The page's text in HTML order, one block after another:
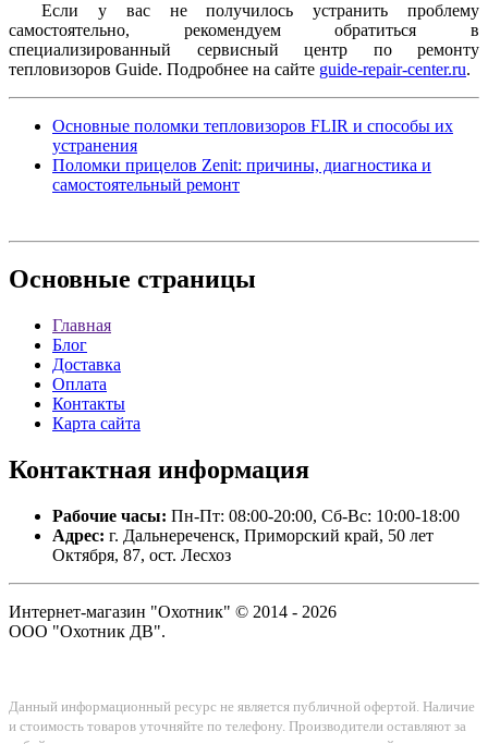
Если у вас не получилось устранить проблему
самостоятельно, рекомендуем обратиться в
специализированный сервисный центр по ремонту
тепловизоров Guide. Подробнее на сайте guide-repair-center.ru.
Основные поломки тепловизоров FLIR и способы их
устранения
Поломки прицелов Zenit: причины, диагностика и
самостоятельный ремонт
Основные страницы
Главная
Блог
Доставка
Оплата
Контакты
Карта сайта
Контактная информация
Рабочие часы: Пн-Пт: 08:00-20:00, Сб-Вс: 10:00-18:00
Адрес: г. Дальнереченск, Приморский край, 50 лет
Октября, 87, ост. Лесхоз
Интернет-магазин "Охотник" © 2014 - 2026
ООО "Охотник ДВ".
Данный информационный ресурс не является публичной офертой. Наличие
и стоимость товаров уточняйте по телефону. Производители оставляют за